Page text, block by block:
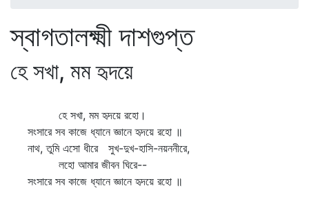
স্বাগতালক্ষ্মী দাশগুপ্ত
হে সখা, মম হৃদয়ে
হে সখা, মম হৃদয়ে রহো।
সংসারে সব কাজে ধ্যানে জ্ঞানে হৃদয়ে রহো ॥
নাথ, তুমি এসো ধীরে সুখ-দুখ-হাসি-নয়ননীরে,
লহো আমার জীবন ঘিরে--
সংসারে সব কাজে ধ্যানে জ্ঞানে হৃদয়ে রহো ॥